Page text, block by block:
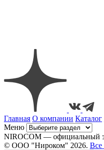
Главная О компании Каталог
Меню
NIROCOM — официальный
© ООО "Нироком" 2026. Все